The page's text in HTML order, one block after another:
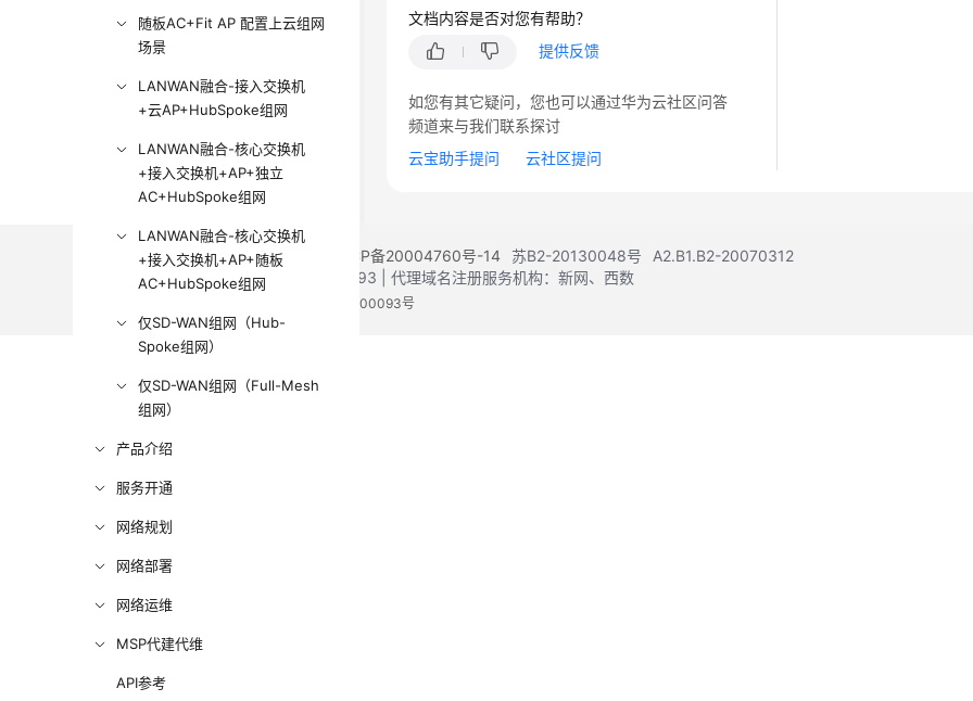
随板AC+Fit AP 配置上云组网
场景
LANWAN融合-接入交换机
+云AP+HubSpoke组网
LANWAN融合-核心交换机
+接入交换机+AP+独立
AC+HubSpoke组网
LANWAN融合-核心交换机
+接入交换机+AP+随板
AC+HubSpoke组网
仅SD-WAN组网（Hub-
Spoke组网）
仅SD-WAN组网（Full-Mesh
组网）
产品介绍
服务开通
网络规划
网络部署
网络运维
MSP代建代维
API参考
文档内容是否对您有帮助？
提供反馈
如您有其它疑问，您也可以通过华为云社区问答
频道来与我们联系探讨
云宝助手提问
云社区提问
©2026 Huaweicloud.com 版权所有 黔ICP备20004760号-14 苏B2-20130048号
A2.B1.B2-20070312
增值电信业务经营许可证：B1.B2-20200593 | 代理域名注册服务机构：新网、西数
贵公网安备 52990002000093号